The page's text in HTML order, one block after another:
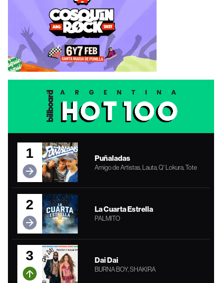
1 Puñaladas
Amigo de Artistas, Lauta, Q' Lokura, Tote
2 La Cuarta Estrella
PALMITO
3 Dai Dai
BURNA BOY, SHAKIRA